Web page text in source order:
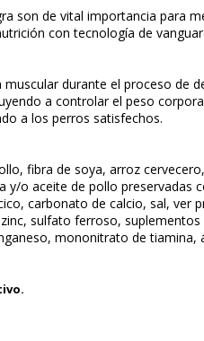
son de vital importancia para
con tecnología de
durante el proceso de
a controlar el peso
a los perros satisfechos.
fibra de soya, arroz
y/o aceite de pollo preservadas
carbonato de calcio, sal, ver
sulfato ferroso,
mononitrato de